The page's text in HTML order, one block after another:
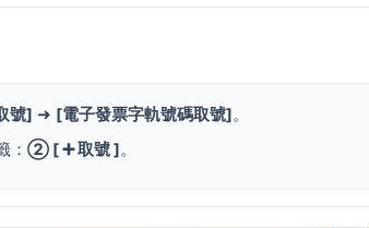
號] ➜ [電子發票字軌號碼取號]。
：② [ ➕ 取號 ]。